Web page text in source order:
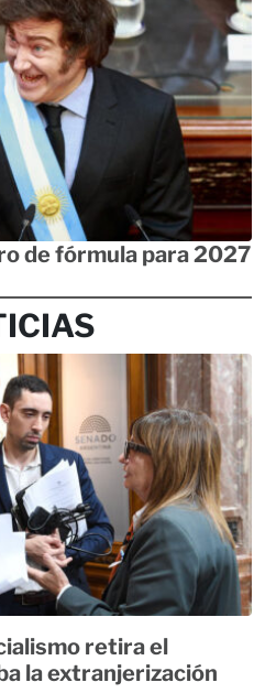
de fórmula para 2027
retira el
la extranjerización